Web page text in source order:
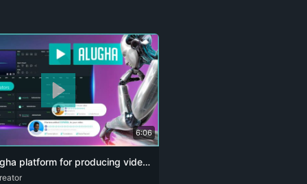
6:06
The alugha platform for producing videos and podcasts designed for content creators. The artificial intelligence revolution 👏🏻
ENG